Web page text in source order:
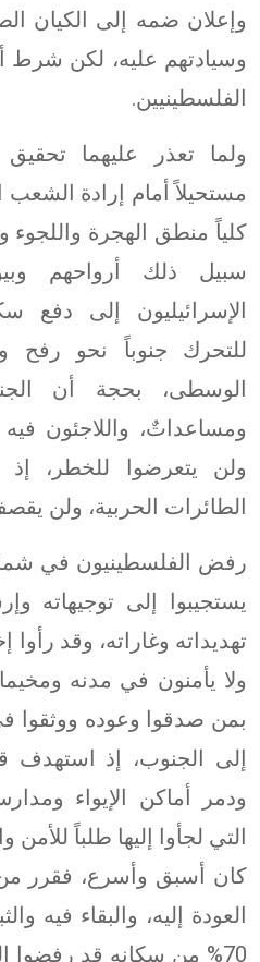
وإعلان ضمه إلى الكيان
وسيادتهم عليه، لكن شرط
الفلسطينيين.
ولما تعذر عليهما
مستحيلاً أمام إرادة
كلياً منطق الهجرة واللجوء
سبيل ذلك أرواحهم
الإسرائيليون إلى
للتحرك جنوباً نحو رفح
الوسطى، بحجة أن
ومساعداتٌ، واللاجئون
ولن يتعرضوا للخطر،
الطائرات الحربية، ولن
رفض الفلسطينيون في
يستجيبوا إلى توجيهاته
تهديداته وغاراته، وقد رأوا
ولا يأمنون في مدنه
بمن صدقوا وعوده ووثقوا في
إلى الجنوب، إذ استهدف
ودمر أماكن الإيواء
التي لجأوا إليها طلباً
كان أسبق وأسرع، فقرر
العودة إليه، والبقاء فيه
70% من سكانه قد رفضوا